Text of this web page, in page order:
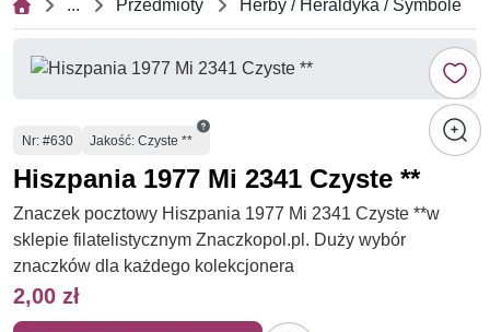
... Przedmioty Herby / Heraldyka / Symbole
Numer
Nr: #630 Jakość: Czyste **
Hiszpania 1977 Mi 2341 Czyste **
Znaczek pocztowy Hiszpania 1977 Mi 2341 Czyste **w
sklepie filatelistycznym Znaczkopol.pl. Duży wybór
znaczków dla każdego kolekcjonera
2,00 zł